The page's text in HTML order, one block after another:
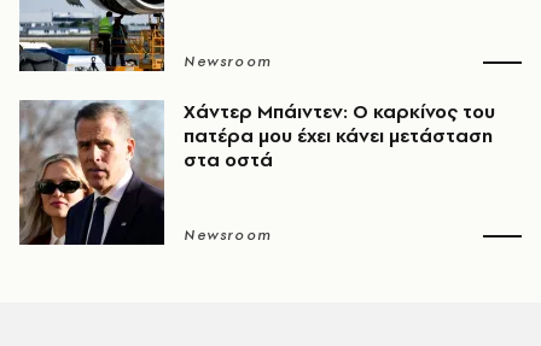
Newsroom
Χάντερ Μπάιντεν: Ο καρκίνος του
πατέρα μου έχει κάνει μετάσταση
στα οστά
Newsroom